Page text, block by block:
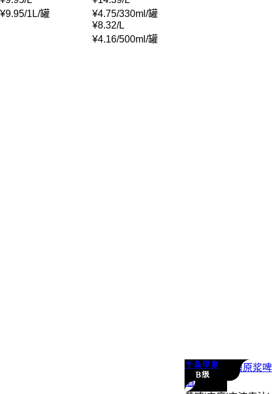
¥9.95/1L/罐
¥4.75/330ml /罐
¥8.32/L
¥4.16/500ml /罐
千岛印象
B级
千岛印象 精酿原浆啤
酒